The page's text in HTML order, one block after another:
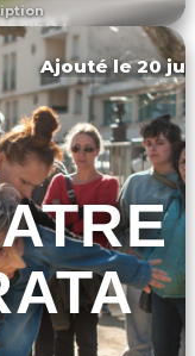
Ajouté le 20